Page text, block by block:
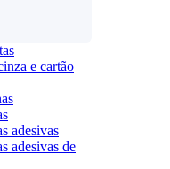
e cartão
adesivas
adesivas de